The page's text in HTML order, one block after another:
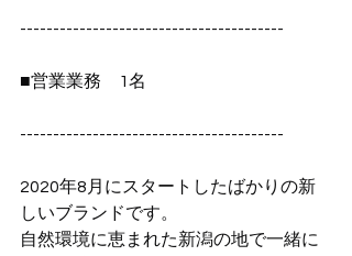
----------------------------------------
■営業業務　1名
----------------------------------------
2020年8月にスタートしたばかりの新
しいブランドです。
自然環境に恵まれた新潟の地で一緒に